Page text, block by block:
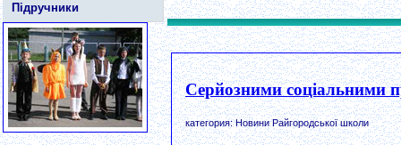
Підручники
Серйозними соціальними
категория: Новини Райгородської школи